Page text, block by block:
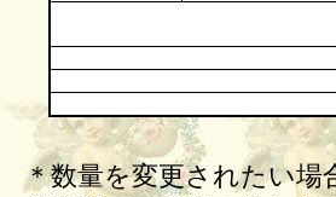
＊数量を変更されたい場